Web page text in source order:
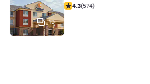
19
classificação 4.33 estrelas.
4.3(574)